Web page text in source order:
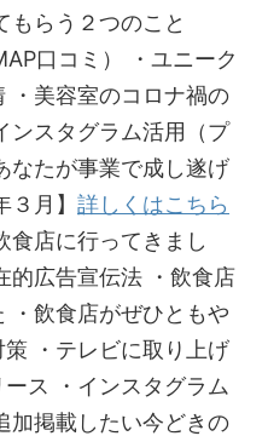
もらう２つのこと
口コミ） ・ユニーク
・美容室のコロナ禍の
ンスタグラム活用（プ
なたが事業で成し遂げ
月】 詳しくはこちら
食店に行ってきまし
的広告宣伝法 ・飲食店
・飲食店がぜひともや
・テレビに取り上げ
ス ・インスタグラム
加掲載したい今どきの